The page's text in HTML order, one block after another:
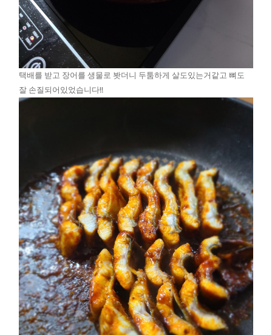
택배를 받고 장어를 생물로 봣더니 두툼하게 살도있는거같고 뼈도
잘 손질되어있었습니다!!